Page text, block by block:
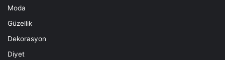
Moda
Güzellik
Dekorasyon
Diyet